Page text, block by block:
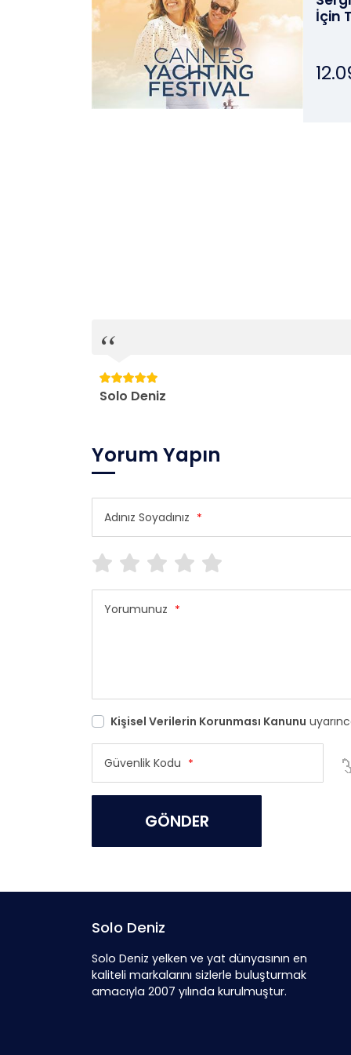
İçin
Solo Deniz
Yorum Yapın
Adınız Soyadınız *
Yorumunuz *
Kişisel Verilerin Korunması Kanunu
Güvenlik Kodu *
GÖNDER
Solo Deniz
Solo Deniz yelken ve yat dünyasının en
kaliteli markalarını sizlerle buluşturmak
amacıyla 2007 yılında kurulmuştur.